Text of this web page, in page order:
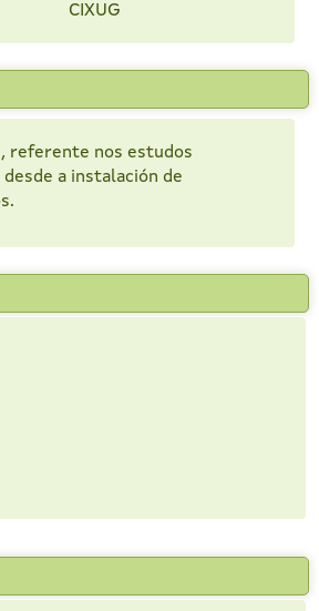
CIXUG
referente nos estudos
a instalación de